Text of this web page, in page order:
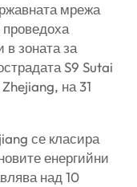
мрежа
в зоната за
S9 Sutai
на 31
се класира
енергийни
над 10